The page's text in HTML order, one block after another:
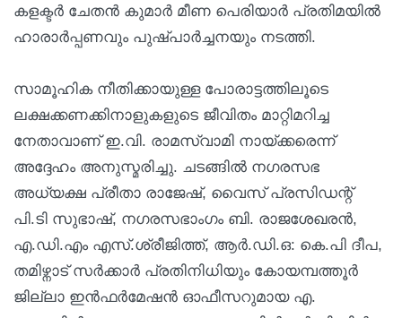
കളക്ടർ ചേതൻ കുമാർ മീണ പെരിയാർ പ്രതിമയിൽ
ഹാരാർപ്പണവും പുഷ്പാർച്ചനയും നടത്തി.
സാമൂഹിക നീതിക്കായുള്ള പോരാട്ടത്തിലൂടെ
ലക്ഷക്കണക്കിനാളുകളുടെ ജീവിതം മാറ്റിമറിച്ച
നേതാവാണ് ഇ.വി. രാമസ്വാമി നായ്ക്കരെന്ന്
അദ്ദേഹം അനുസ്മരിച്ചു. ചടങ്ങിൽ നഗരസഭ
അധ്യക്ഷ പ്രീതാ രാജേഷ്, വൈസ് പ്രസിഡന്റ്
പി.ടി സുഭാഷ്, നഗരസഭാംഗം ബി. രാജശേഖരൻ,
എ.ഡി.എം എസ്.ശ്രീജിത്ത്, ആർ.ഡി.ഒ: കെ.പി ദീപ,
തമിഴ്നാട് സർക്കാർ പ്രതിനിധിയും കോയമ്പത്തൂർ
ജില്ലാ ഇൻഫർമേഷൻ ഓഫീസറുമായ എ.